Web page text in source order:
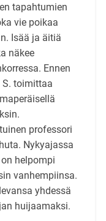
tapahtumien
vie poikaa
Isää ja äitiä
näkee
Ennen
toimittaa
professori
Nykyajassa
helpompi
vanhempiinsa.
yhdessä
huijaamaksi.